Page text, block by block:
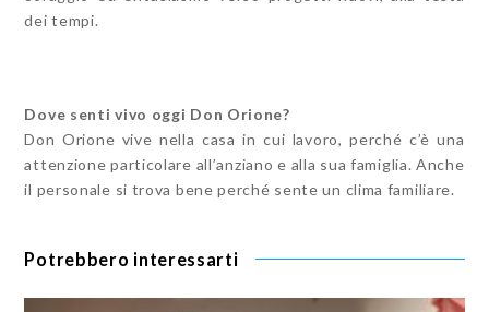
dei tempi.
Dove senti vivo oggi Don Orione?
Don Orione vive nella casa in cui lavoro, perché c’è una
attenzione particolare all’anziano e alla sua famiglia. Anche
il personale si trova bene perché sente un clima familiare.
Potrebbero interessarti